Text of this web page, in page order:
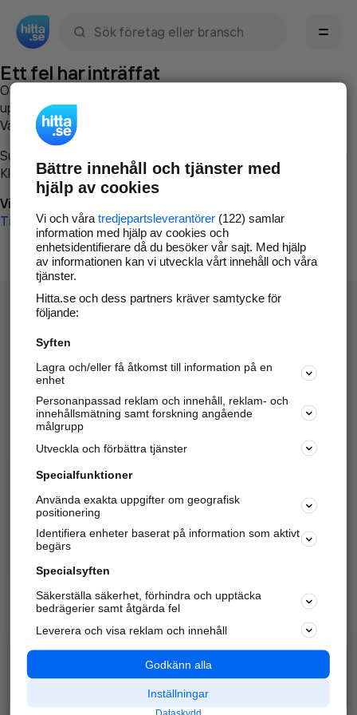
Ett fel har inträffat
Om du vill kan du
uppstod så att vi lättare och snabbare kan avhjälpa det.
Vänligen försök med följande:
Surfa till
Klicka påTillbaka-knappen i webbläsaren och försök igen
Vi beklagar besväret!
Till startsidan
Hitta.se - Gratis nummerupplysning.
Sök företag, personer och platser.
Hitta telefonnummer, adresser, företagsinfo mm.
Marknadsför företaget
Kom igång och annonsera mot
samarbetspartners nära dig.
Alla kategorier
Populära sökningar
API & Kartor
Annonsera
Integritet
Nödnummer
Bättre innehåll och tjänster med
hjälp av cookies
Vi och våra tredjepartsleverantörer(122) samlar
information med hjälp av cookies och
enhetsidentifierare då du besöker vår sajt. Med hjälp
av informationen kan vi utveckla vårt innehåll och våra
tjänster.
Hitta.se och dess partners kräver samtycke för
följande:
Syften
Lagra och/eller få åtkomst till information på en
enhet
Personanpassad reklam och innehåll, reklam- och
innehållsmätning samt forskning angående
målgrupp
Utveckla och förbättra tjänster
Specialfunktioner
Använda exakta uppgifter om geografisk
positionering
Identifiera enheter baserat på information som aktivt
begärs
Specialsyften
Säkerställa säkerhet, förhindra och upptäcka
bedrägerier samt åtgärda fel
Leverera och visa reklam och innehåll
Godkänn alla
Inställningar
Dataskydd